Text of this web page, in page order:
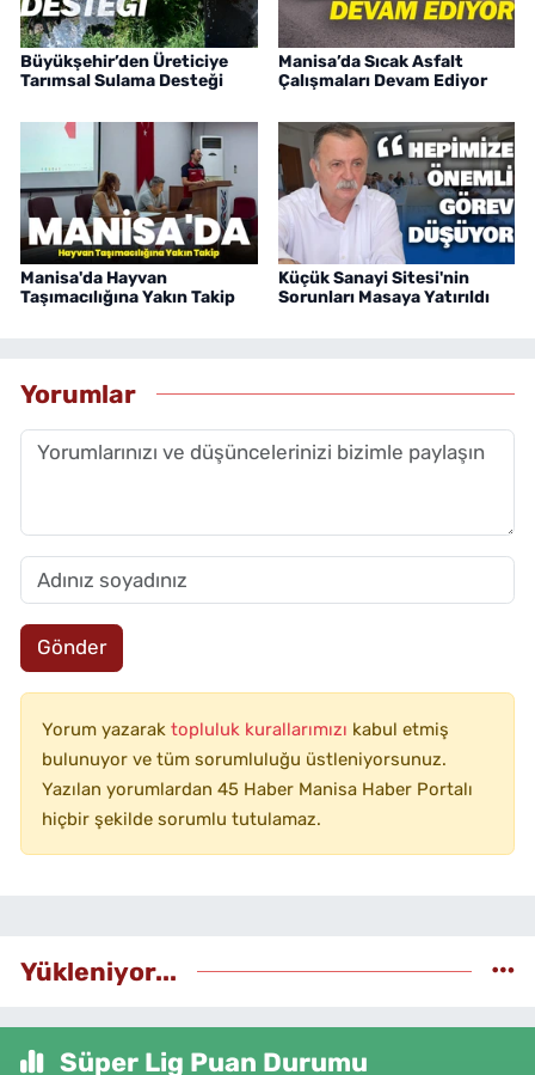
Büyükşehir’den Üreticiye
Tarımsal Sulama Desteği
Manisa’da Sıcak Asfalt
Çalışmaları Devam Ediyor
Manisa'da Hayvan
Taşımacılığına Yakın Takip
Küçük Sanayi Sitesi'nin
Sorunları Masaya Yatırıldı
Yorumlar
Gönder
Yorum yazarak topluluk kurallarımızı kabul etmiş
bulunuyor ve tüm sorumluluğu üstleniyorsunuz.
Yazılan yorumlardan 45 Haber Manisa Haber Portalı
hiçbir şekilde sorumlu tutulamaz.
Yükleniyor...
Süper Lig Puan Durumu